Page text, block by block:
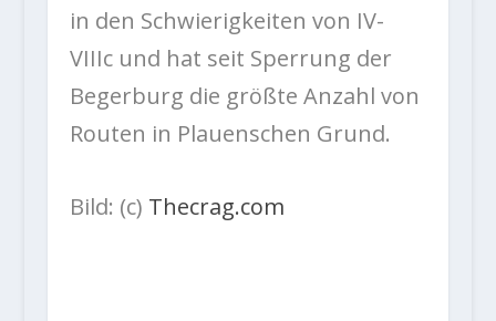
in den Schwierigkeiten von IV-
VIIIc und hat seit Sperrung der
Begerburg die größte Anzahl von
Routen in Plauenschen Grund.
Bild: (c) Thecrag.com